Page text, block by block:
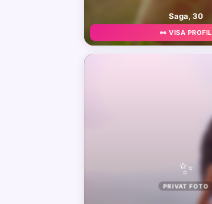
Saga, 30
👀 VISA PROFIL
✨
PRIVAT FOTO